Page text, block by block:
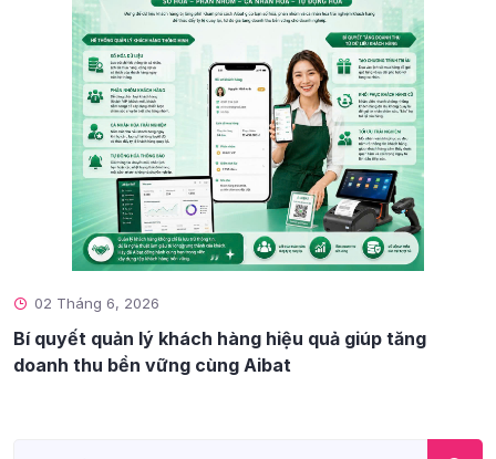
02 Tháng 6, 2026
Bí quyết quản lý khách hàng hiệu quả giúp tăng
doanh thu bền vững cùng Aibat